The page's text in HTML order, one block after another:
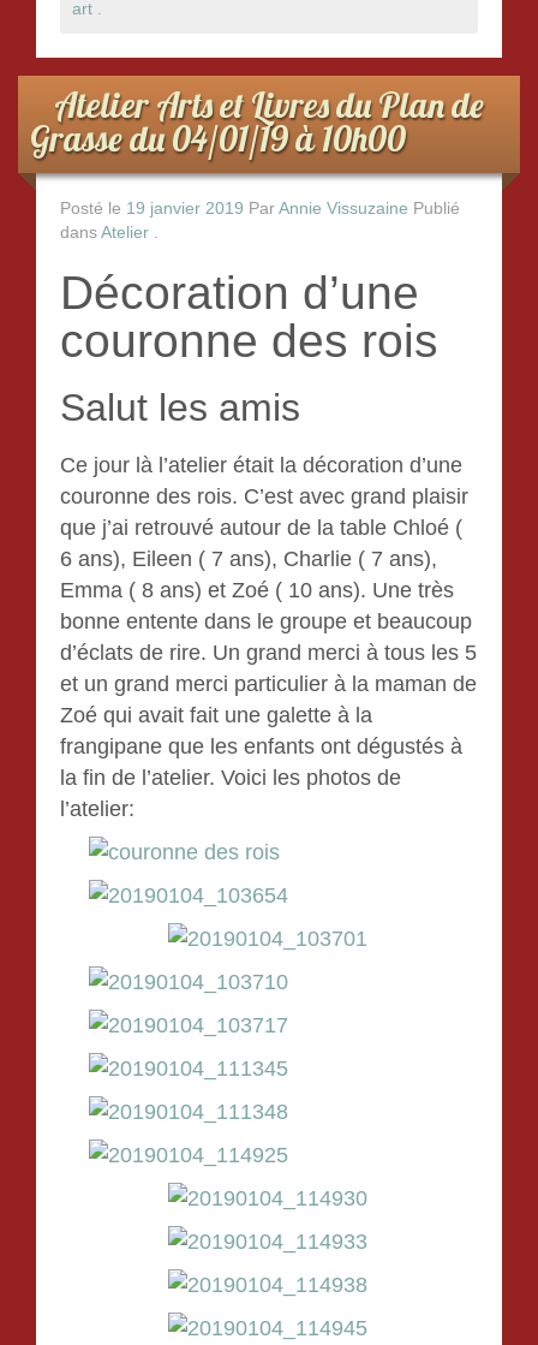
o
k
art .
Atelier Arts et Livres du Plan de
Grasse du 04/01/19 à 10h00
Posté le 19 janvier 2019 Par Annie Vissuzaine Publié
dans Atelier .
Décoration d’une
couronne des rois
Salut les amis
Ce jour là l’atelier était la décoration d’une
couronne des rois. C’est avec grand plaisir
que j’ai retrouvé autour de la table Chloé (
6 ans), Eileen ( 7 ans), Charlie ( 7 ans),
Emma ( 8 ans) et Zoé ( 10 ans). Une très
bonne entente dans le groupe et beaucoup
d’éclats de rire. Un grand merci à tous les 5
et un grand merci particulier à la maman de
Zoé qui avait fait une galette à la
frangipane que les enfants ont dégustés à
la fin de l’atelier. Voici les photos de
l’atelier: